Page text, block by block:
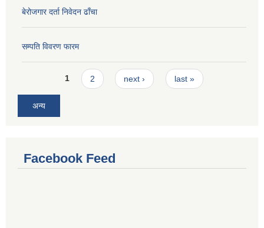
बेरोजगार दर्ता निवेदन ढाँचा
सम्पति विवरण फारम
Pages1 2 next › last »
अन्य
Facebook Feed